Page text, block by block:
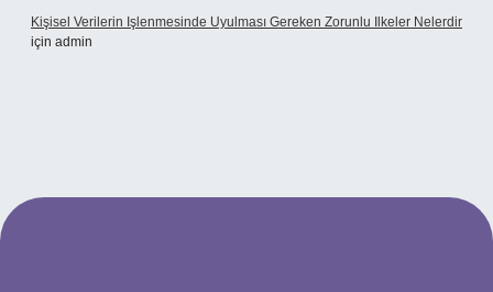
Kişisel Verilerin Işlenmesinde Uyulması Gereken Zorunlu Ilkeler Nelerdir
için admin